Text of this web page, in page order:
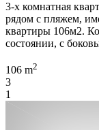
3-х комнатная
рядом с пляжем,
квартиры 106м2.
состоянии, с
106 m2
3
1